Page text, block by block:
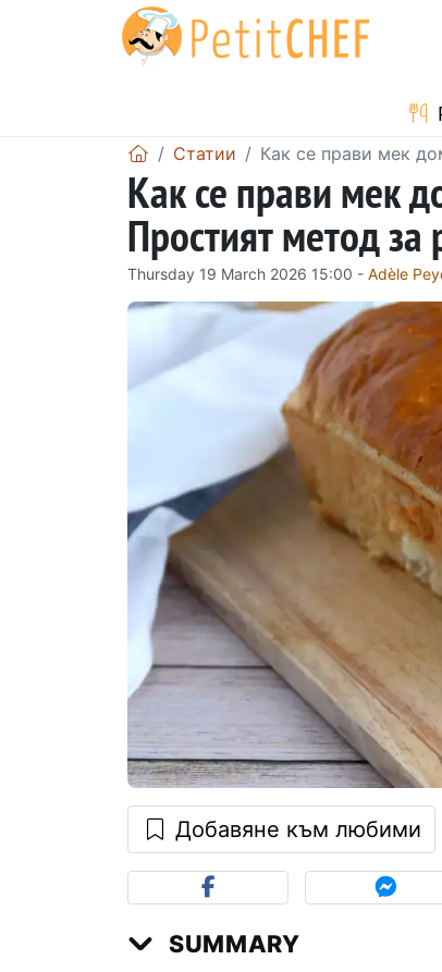
Статии Как се прави мек
Как се прави мек
Простият метод за
Thursday 19 March 2026 15:00 - Adèle
Добавяне към любими
SUMMARY